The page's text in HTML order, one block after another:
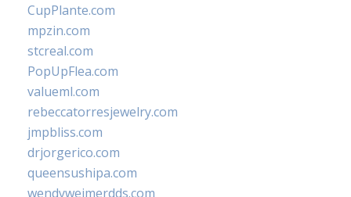
CupPlante.com
mpzin.com
stcreal.com
PopUpFlea.com
valueml.com
rebeccatorresjewelry.com
jmpbliss.com
drjorgerico.com
queensushipa.com
wendyweimerdds.com